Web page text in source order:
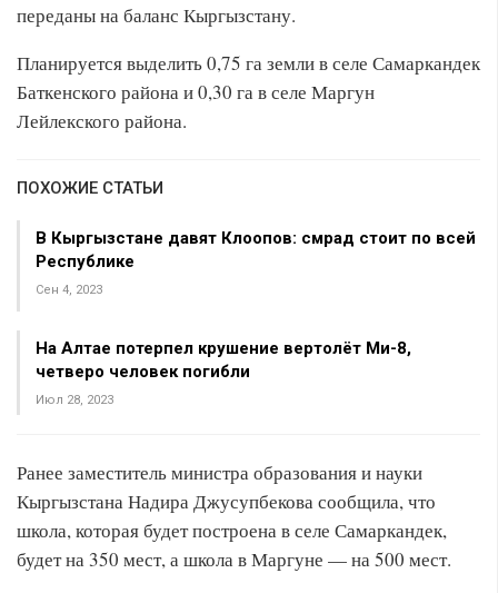
переданы на баланс Кыргызстану.
Планируется выделить 0,75 га земли в селе Самаркандек
Баткенского района и 0,30 га в селе Маргун
Лейлекского района.
ПОХОЖИЕ СТАТЬИ
В Кыргызстане давят Клоопов: смрад стоит по всей
Республике
Сен 4, 2023
На Алтае потерпел крушение вертолёт Ми-8,
четверо человек погибли
Июл 28, 2023
Ранее заместитель министра образования и науки
Кыргызстана Надира Джусупбекова сообщила, что
школа, которая будет построена в селе Самаркандек,
будет на 350 мест, а школа в Маргуне — на 500 мест.